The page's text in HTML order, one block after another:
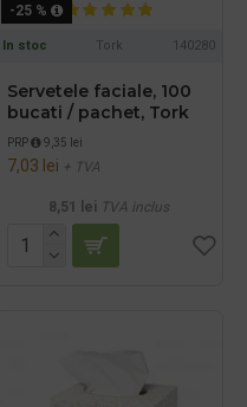
-25 %
In stoc Tork 140280
Servetele faciale, 100
bucati / pachet, Tork
PRP 9,35 lei
7,03 lei + TVA
8,51 lei TVA inclus